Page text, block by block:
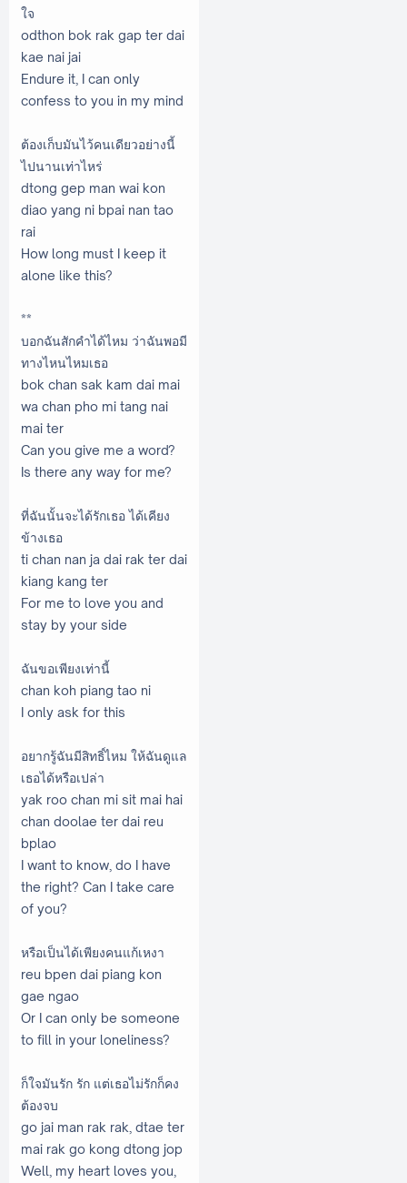
ใจ
odthon bok rak gap ter dai
kae nai jai
Endure it, I can only
confess to you in my mind
ต้องเก็บมันไว้คนเดียวอย่างนี้
ไปนานเท่าไหร่
dtong gep man wai kon
diao yang ni bpai nan tao
rai
How long must I keep it
alone like this?
**
บอกฉันสักคำได้ไหม ว่าฉันพอมี
ทางไหนไหมเธอ
bok chan sak kam dai mai
wa chan pho mi tang nai
mai ter
Can you give me a word?
Is there any way for me?
ที่ฉันนั้นจะได้รักเธอ ได้เคียง
ข้างเธอ
ti chan nan ja dai rak ter dai
kiang kang ter
For me to love you and
stay by your side
ฉันขอเพียงเท่านี้
chan koh piang tao ni
I only ask for this
อยากรู้ฉันมีสิทธิ์ไหม ให้ฉันดูแล
เธอได้หรือเปล่า
yak roo chan mi sit mai hai
chan doolae ter dai reu
bplao
I want to know, do I have
the right? Can I take care
of you?
หรือเป็นได้เพียงคนแก้เหงา
reu bpen dai piang kon
gae ngao
Or I can only be someone
to fill in your loneliness?
ก็ใจมันรัก รัก แต่เธอไม่รักก็คง
ต้องจบ
go jai man rak rak, dtae ter
mai rak go kong dtong jop
Well, my heart loves you,